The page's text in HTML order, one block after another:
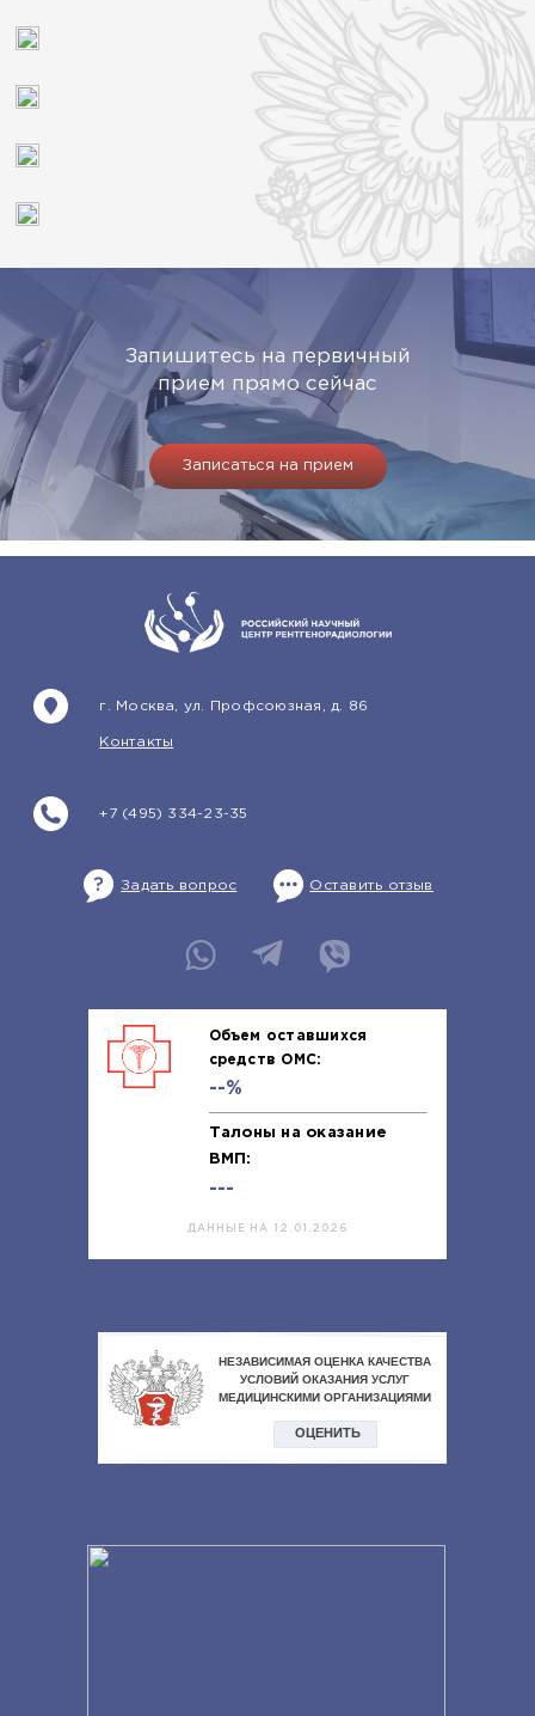
Запишитесь на первичный
прием прямо сейчас
Записаться на прием
+7 (495) 334-23-35
г. Москва, ул. Профсоюзная, д. 86
Контакты
Задать вопрос Оставить отзыв
Объем оставшихся
средств ОМС:
--%
Талоны на оказание
ВМП:
---
ДАННЫЕ НА 12.01.2026